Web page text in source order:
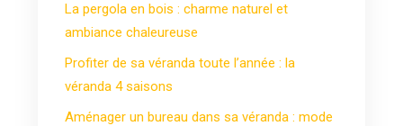
La pergola en bois : charme naturel et
ambiance chaleureuse
Profiter de sa véranda toute l’année : la
véranda 4 saisons
Aménager un bureau dans sa véranda : mode